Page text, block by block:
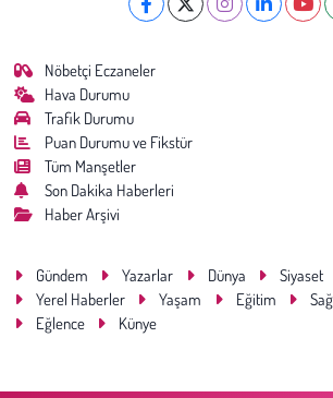
Nöbetçi Eczaneler
Hava Durumu
Trafik Durumu
Puan Durumu ve Fikstür
Tüm Manşetler
Son Dakika Haberleri
Haber Arşivi
Gündem Yazarlar Dünya Siyaset
Yerel Haberler
Yaşam Eğitim
Eğlence
Künye